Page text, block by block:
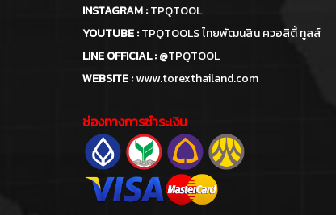
INSTAGRAM :TPQTOOL
YOUTUBE :TPQTOOLS ไทยพัฒนสิน ควอลิตี้ ทูลส์
LINE OFFICIAL :@TPQTOOL
WEBSITE :www.torexthailand.com
ช่องทางการชำระเงิน